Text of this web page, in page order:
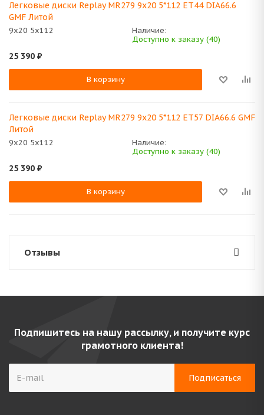
Легковые диски Replay MR279 9x20 5*112 ET44 DIA66.6
GMF Литой
9x20 5x112
Наличие:
Доступно к заказу (40)
25 390 ₽
В корзину
Легковые диски Replay MR279 9x20 5*112 ET57 DIA66.6 GMF
Литой
9x20 5x112
Наличие:
Доступно к заказу (40)
25 390 ₽
В корзину
Отзывы
Подпишитесь на нашу рассылку, и получите курс
грамотного клиента!